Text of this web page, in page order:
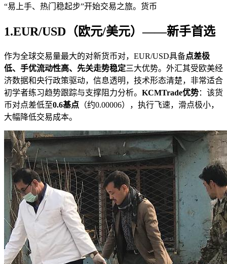
“易上手、热门稳起步”开始交易之旅。货币
1.EUR/USD（欧元/美元）——新手首选
作为全球交易量最大的对新货币对，EUR/USD具备点差极
低、手优流动性高、先关走势稳定三大优势。外汇其受欧美经
济数据和央行政策驱动，信息透明，技术形态清楚，非常适合
初学者练习趋势跟踪与支撑阻力分析。 KCMTrade优势：该货
币对点差低至0.6基点 （约0.00006），执行飞速，滑点极小，
大幅降低交易成本。